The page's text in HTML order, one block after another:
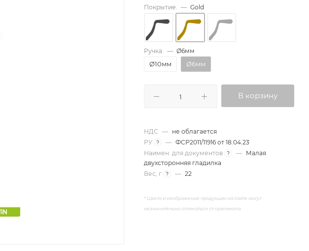
Покрытие. — Gold
Ручка. — Ø6мм
Ø10мм Ø6мм
В корзину
НДС — не облагается
РУ ? — ФСР2011/11916 от 18.04.23
Наимен. для документов ? — Малая
двухсторонняя гладилка
Вес, г ? — 22
* Цвета и изображения продукции на сайте могут
незначительно отличаться от оригинала.